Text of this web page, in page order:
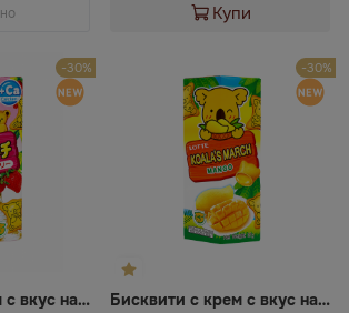
Купи
-30%
Бисквити с крем с вкус на ягода Koala's March
-30%
Бисквити с крем с вкус на манго Koala's March